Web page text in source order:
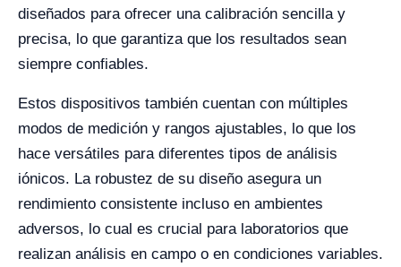
diseñados para ofrecer una calibración sencilla y
precisa, lo que garantiza que los resultados sean
siempre confiables.
Estos dispositivos también cuentan con múltiples
modos de medición y rangos ajustables, lo que los
hace versátiles para diferentes tipos de análisis
iónicos. La robustez de su diseño asegura un
rendimiento consistente incluso en ambientes
adversos, lo cual es crucial para laboratorios que
realizan análisis en campo o en condiciones variables.